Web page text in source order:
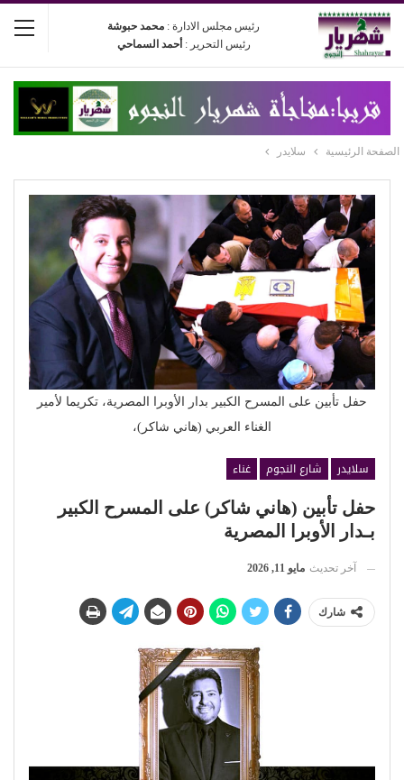
رئيس مجلس الادارة : محمد حبوشة
رئيس التحرير : أحمد السماحي
الصفحة الرئيسية سلايدر
حفل تأبين على المسرح الكبير بدار الأوبرا المصرية، تكريما لأمير
الغناء العربي (هاني شاكر)،
سلايدر شارع النجوم
غناء
حفل تأبين (هاني شاكر) على المسرح الكبير
بـدار الأوبرا المصرية
آخر تحديث مايو 11, 2026
شارك